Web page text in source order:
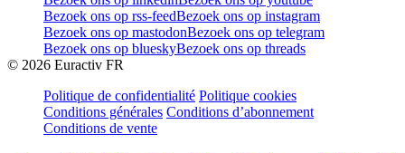
Bezoek ons op rss-feedBezoek ons op instagram
Bezoek ons op mastodonBezoek ons op telegram
Bezoek ons op blueskyBezoek ons op threads
© 2026 Euractiv FR
Politique de confidentialité Politique cookies
Conditions générales Conditions d’abonnement
Conditions de vente